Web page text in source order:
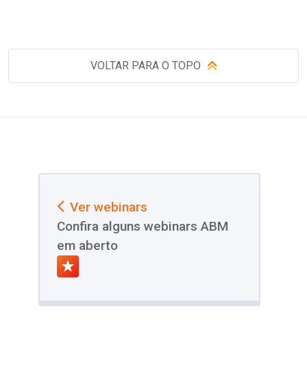
VOLTAR PARA O TOPO
Ver webinars
Confira alguns webinars ABM
em aberto